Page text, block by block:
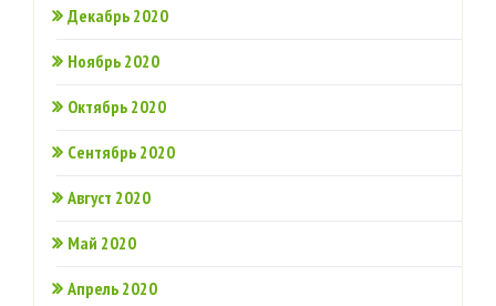
Декабрь 2020
Ноябрь 2020
Октябрь 2020
Сентябрь 2020
Август 2020
Май 2020
Апрель 2020